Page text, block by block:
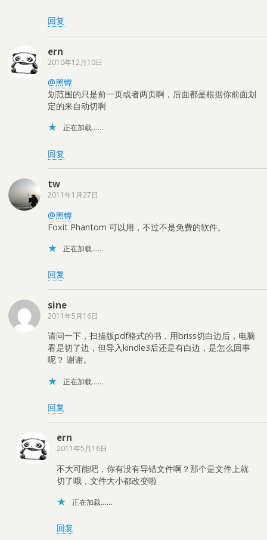
回复
ern
2010年12月10日
@黑镡
划范围的只是前一页或者两页啊，后面都是根据你前面划
定的来自动切啊
正在加载……
回复
tw
2011年1月27日
@黑镡
Foxit Phantom 可以用，不过不是免费的软件。
正在加载……
回复
sine
2011年5月16日
请问一下，扫描版pdf格式的书，用briss切白边后，电脑
看是切了边，但导入kindle3后还是有白边，是怎么回事
呢？ 谢谢。
正在加载……
回复
ern
2011年5月16日
不大可能吧，你有没有导错文件啊？那个是文件上就
切了哦，文件大小都改变啦
正在加载……
回复